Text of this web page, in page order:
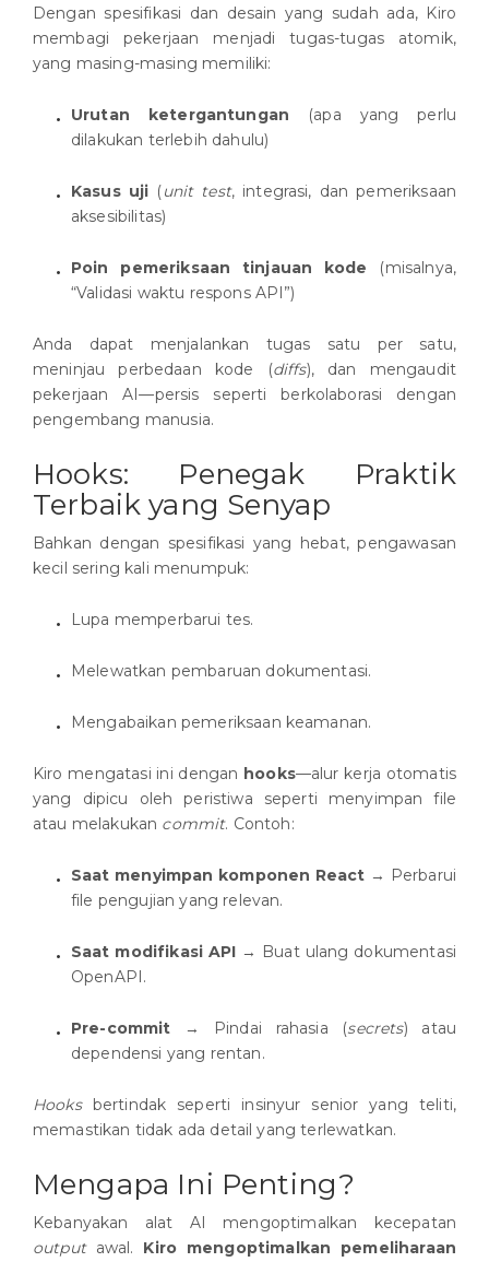
Dengan spesifikasi dan desain yang sudah ada, Kiro
membagi pekerjaan menjadi tugas-tugas atomik,
yang masing-masing memiliki:
Urutan ketergantungan (apa yang perlu
dilakukan terlebih dahulu)
Kasus uji (unit test, integrasi, dan pemeriksaan
aksesibilitas)
Poin pemeriksaan tinjauan kode (misalnya,
“Validasi waktu respons API”)
Anda dapat menjalankan tugas satu per satu,
meninjau perbedaan kode (diffs), dan mengaudit
pekerjaan AI—persis seperti berkolaborasi dengan
pengembang manusia.
Hooks: Penegak Praktik
Terbaik yang Senyap
Bahkan dengan spesifikasi yang hebat, pengawasan
kecil sering kali menumpuk:
Lupa memperbarui tes.
Melewatkan pembaruan dokumentasi.
Mengabaikan pemeriksaan keamanan.
Kiro mengatasi ini dengan hooks—alur kerja otomatis
yang dipicu oleh peristiwa seperti menyimpan file
atau melakukan commit. Contoh:
Saat menyimpan komponen React → Perbarui
file pengujian yang relevan.
Saat modifikasi API → Buat ulang dokumentasi
OpenAPI.
Pre-commit → Pindai rahasia (secrets) atau
dependensi yang rentan.
Hooksbertindak seperti insinyur senior yang teliti,
memastikan tidak ada detail yang terlewatkan.
Mengapa Ini Penting?
Kebanyakan alat AI mengoptimalkan kecepatan
outputawal. Kiro mengoptimalkan pemeliharaan